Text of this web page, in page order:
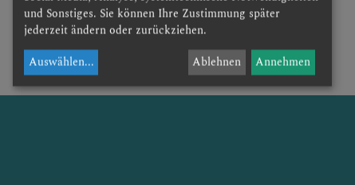
und Sonstiges. Sie können Ihre Zustimmung später
jederzeit ändern oder zurückziehen.
Auswählen... Ablehnen Annehmen